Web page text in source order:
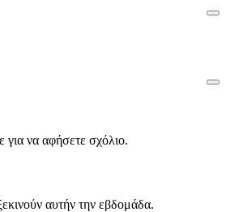
να αφήσετε σχόλιο.
αυτήν την εβδομάδα.